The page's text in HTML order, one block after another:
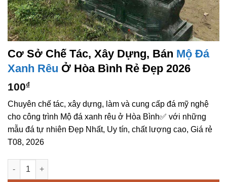
Cơ Sở Chế Tác, Xây Dựng, Bán Mộ Đá
Xanh Rêu Ở Hòa Bình Rẻ Đẹp 2026
100₫
Chuyên chế tác, xây dựng, làm và cung cấp đá mỹ nghệ
cho công trình Mộ đá xanh rêu ở Hòa Bình✅ với những
mẫu đá tự nhiên Đẹp Nhất, Uy tín, chất lượng cao, Giá rẻ
T08, 2026
Cơ sở chế tác, xây dựng, bán Mộ đá xanh rêu ở Hòa Bình rẻ